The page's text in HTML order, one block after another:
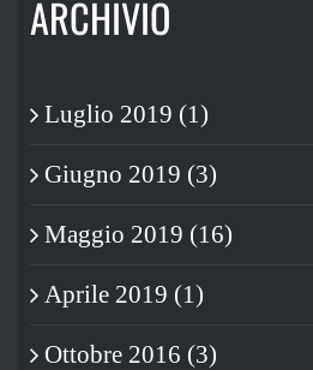
ARCHIVIO
Luglio 2019 (1)
Giugno 2019 (3)
Maggio 2019 (16)
Aprile 2019 (1)
Ottobre 2016 (3)